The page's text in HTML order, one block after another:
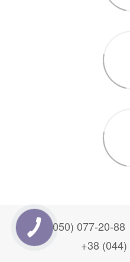
+38 (050) 077-20-88
+38